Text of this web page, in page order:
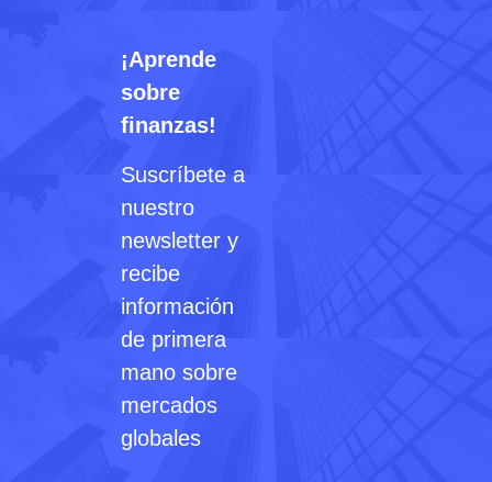
¡Aprende
sobre
finanzas!
Suscríbete a
nuestro
newsletter y
recibe
información
de primera
mano sobre
mercados
globales